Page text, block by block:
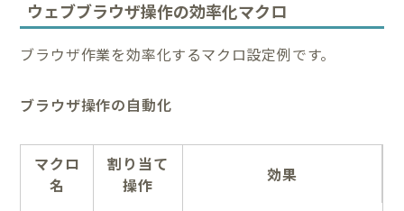
ウェブブラウザ操作の効率化マクロ
ブラウザ作業を効率化するマクロ設定例です。
ブラウザ操作の自動化
マクロ
名
割り当て
操作
効果